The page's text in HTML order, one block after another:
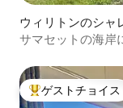
ウィリトンのシャ
サマセットの海岸
大好評のゲストチ
ゲストチョイス